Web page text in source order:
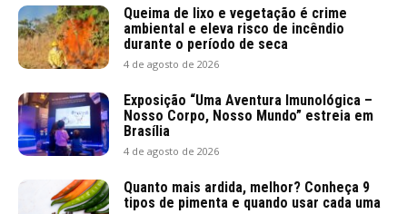
Queima de lixo e vegetação é crime
ambiental e eleva risco de incêndio
durante o período de seca
4 de agosto de 2026
Exposição “Uma Aventura Imunológica –
Nosso Corpo, Nosso Mundo” estreia em
Brasília
4 de agosto de 2026
Quanto mais ardida, melhor? Conheça 9
tipos de pimenta e quando usar cada uma